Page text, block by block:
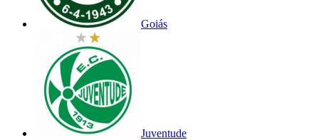
Goiás
Juventude